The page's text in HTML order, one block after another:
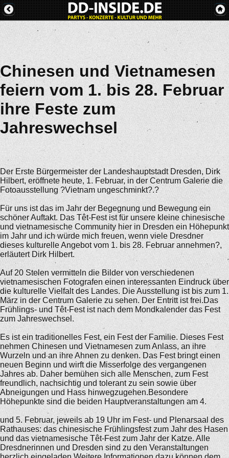
Chinesen und Vietnamesen
feiern vom 1. bis 28. Februar
ihre Feste zum
Jahreswechsel
Der Erste Bürgermeister der Landeshauptstadt Dresden, Dirk
Hilbert, eröffnete heute, 1. Februar, in der Centrum Galerie die
Fotoausstellung ?Vietnam ungeschminkt?.?
Für uns ist das im Jahr der Begegnung und Bewegung ein
schöner Auftakt. Das Têt-Fest ist für unsere kleine chinesische
und vietnamesische Community hier in Dresden ein Höhepunkt
im Jahr und ich würde mich freuen, wenn viele Dresdner
dieses kulturelle Angebot vom 1. bis 28. Februar annehmen?,
erläutert Dirk Hilbert.
Auf 20 Stelen vermitteln die Bilder von verschiedenen
vietnamesischen Fotografen einen interessanten Eindruck über
die kulturelle Vielfalt des Landes. Die Ausstellung ist bis zum 1.
März in der Centrum Galerie zu sehen. Der Entritt ist frei.Das
Frühlings- und Têt-Fest ist nach dem Mondkalender das Fest
zum Jahreswechsel.
Es ist ein traditionelles Fest, ein Fest der Familie. Dieses Fest
nehmen Chinesen und Vietnamesen zum Anlass, an ihre
Wurzeln und an ihre Ahnen zu denken. Das Fest bringt einen
neuen Beginn und wirft die Misserfolge des vergangenen
Jahres ab. Daher bemühen sich alle Menschen, zum Fest
freundlich, nachsichtig und tolerant zu sein sowie über
Abneigungen und Hass hinwegzugehen.Besondere
Höhepunkte sind die beiden Hauptveranstaltungen am 4.
und 5. Februar, jeweils ab 19 Uhr im Fest- und Plenarsaal des
Rathauses: das chinesische Frühlingsfest zum Jahr des Hasen
und das vietnamesische Têt-Fest zum Jahr der Katze. Alle
Dresdnerinnen und Dresden sind zu den Veranstaltungen